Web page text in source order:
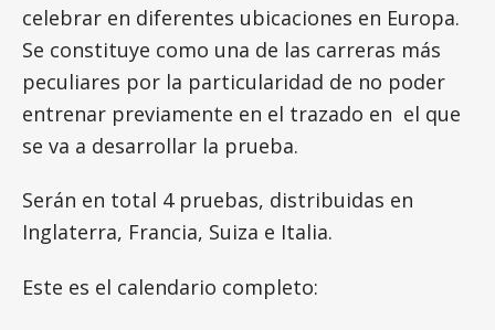
celebrar en diferentes ubicaciones en Europa.
Se constituye como una de las carreras más
peculiares por la particularidad de no poder
entrenar previamente en el trazado en el que
se va a desarrollar la prueba.
Serán en total 4 pruebas, distribuidas en
Inglaterra, Francia, Suiza e Italia.
Este es el calendario completo: